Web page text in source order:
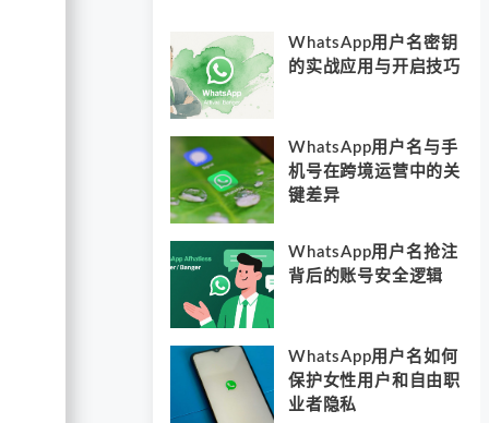
WhatsApp用户名密钥
的实战应用与开启技巧
WhatsApp用户名与手
机号在跨境运营中的关
键差异
WhatsApp用户名抢注
背后的账号安全逻辑
WhatsApp用户名如何
保护女性用户和自由职
业者隐私